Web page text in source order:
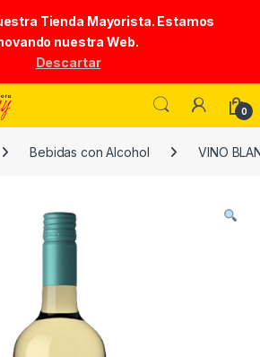
Tienda Mayorista. Estamos
nuestra Web.
Descartar
0
Bebidas con Alcohol VINO